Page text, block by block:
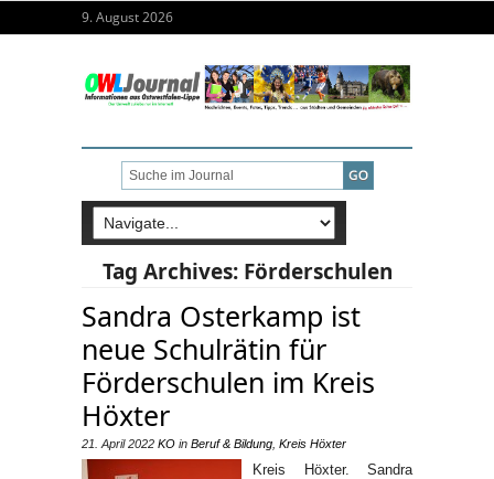
9. August 2026
Tag Archives: Förderschulen
Sandra Osterkamp ist
neue Schulrätin für
Förderschulen im Kreis
Höxter
21. April 2022 KO in Beruf & Bildung Kreis Höxter
Kreis Höxter. Sandra